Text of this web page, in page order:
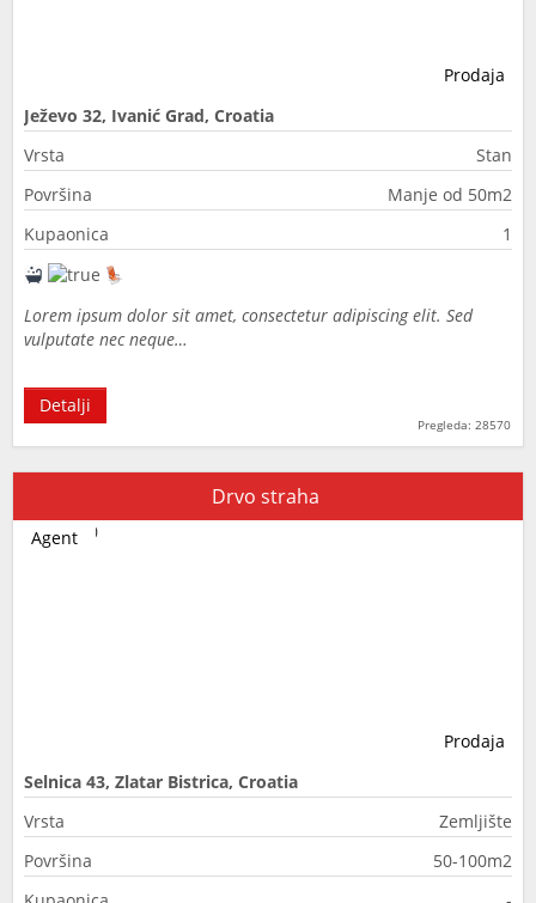
Prodaja
Ježevo 32, Ivanić Grad, Croatia
Vrsta
Stan
Površina
Manje od 50m2
Kupaonica
1
Lorem ipsum dolor sit amet, consectetur adipiscing elit. Sed
vulputate nec neque…
Pregleda: 28570
Detalji
Drvo straha
Prodaja
Agent
Selnica 43, Zlatar Bistrica, Croatia
Vrsta
Zemljište
Površina
50-100m2